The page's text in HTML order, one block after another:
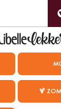
🍹